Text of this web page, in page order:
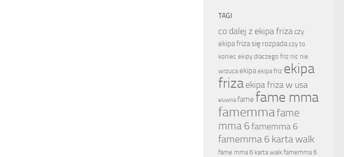
TAGI
co dalej z ekipa friza czy
ekipa friza się rozpada czy to
koniec ekipy dlaczego friz nic nie
wrzuca ekipa ekipa friz ekipa
frizaekipa friza w usa
eluwina fame fame mma
famemmafame
mma 6famemma 6
famemma 6 karta walk
fame mma 6 karta walk famemma 6